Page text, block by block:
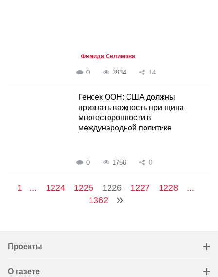
Фемида Селимова
0 3934 14
Генсек ООН: США должны
признать важность принципа
многосторонности в
международной политике
0 1756 0
1 ... 1224 1225 1226 1227 1228
...
1362
Проекты
О газете